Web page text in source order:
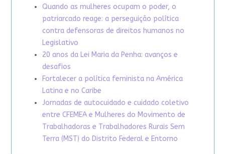
Quando as mulheres ocupam o poder, o
patriarcado reage: a perseguição política
contra defensoras de direitos humanos no
Legislativo
20 anos da Lei Maria da Penha: avanços e
desafios
Fortalecer a política feminista na América
Latina e no Caribe
Jornadas de autocuidado e cuidado coletivo
entre CFEMEA e Mulheres do Movimento de
Trabalhadoras e Trabalhadores Rurais Sem
Terra (MST) do Distrito Federal e Entorno